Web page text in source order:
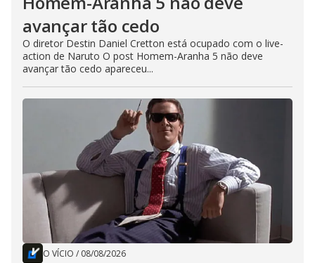
avançar tão cedo
O diretor Destin Daniel Cretton está ocupado com o live-
action de Naruto O post Homem-Aranha 5 não deve
avançar tão cedo apareceu...
O VÍCIO / 08/08/2026